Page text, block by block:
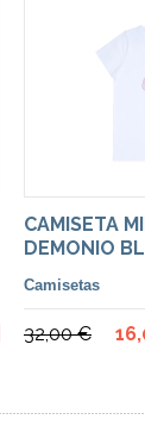
CAMISETA
DEMONIO
Camisetas
32,00 €